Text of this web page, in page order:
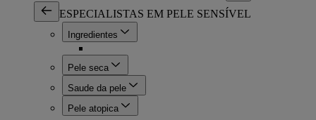
ESPECIALISTAS EM PELE SENSÍVEL
Ingredientes
Pele seca
Saude da pele
Pele atopica